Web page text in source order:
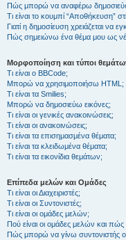
Πώς μπορώ να αναφέρω
Τι είναι το κουμπί “Αποθήκευση”
Γιατί η δημοσίευση χρειάζεται να
Πώς σημειώνω ένα θέμα μου ως
Μορφοποίηση και τύποι
Τι είναι ο BBCode;
Μπορώ να χρησιμοποιήσω HTML;
Τι είναι τα Smilies;
Μπορώ να δημοσιεύω εικόνες;
Τι είναι οι γενικές ανακοινώσεις;
Τι είναι οι ανακοινώσεις;
Τι είναι τα επισημασμένα θέματα;
Τι είναι τα κλειδωμένα θέματα;
Τι είναι τα εικονίδια θεμάτων;
Επίπεδα μελών και Ομάδες
Τι είναι οι Διαχειριστές;
Τι είναι οι Συντονιστές;
Τι είναι οι ομάδες μελών;
Πού είναι οι ομάδες μελών και
Πώς μπορώ να γίνω συντονιστής